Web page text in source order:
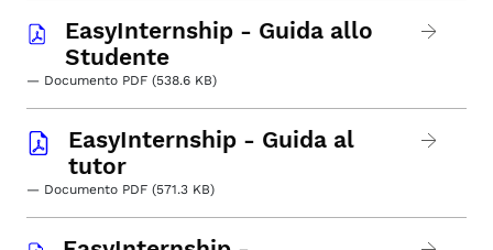
EasyInternship - Guida allo
Studente
— Documento PDF (538.6 KB)
EasyInternship - Guida al
tutor
— Documento PDF (571.3 KB)